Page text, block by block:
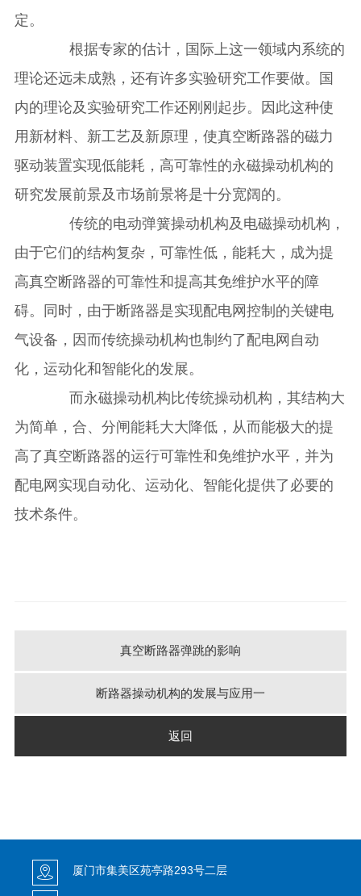
定。
根据专家的估计，国际上这一领域内系统的
理论还远未成熟，还有许多实验研究工作要做。国
内的理论及实验研究工作还刚刚起步。因此这种使
用新材料、新工艺及新原理，使真空断路器的磁力
驱动装置实现低能耗，高可靠性的永磁操动机构的
研究发展前景及市场前景将是十分宽阔的。
传统的电动弹簧操动机构及电磁操动机构，
由于它们的结构复杂，可靠性低，能耗大，成为提
高真空断路器的可靠性和提高其免维护水平的障
碍。同时，由于断路器是实现配电网控制的关键电
气设备，因而传统操动机构也制约了配电网自动
化，运动化和智能化的发展。
而永磁操动机构比传统操动机构，其结构大
为简单，合、分闸能耗大大降低，从而能极大的提
高了真空断路器的运行可靠性和免维护水平，并为
配电网实现自动化、运动化、智能化提供了必要的
技术条件。
真空断路器弹跳的影响
断路器操动机构的发展与应用一
返回
厦门市集美区苑亭路293号二层